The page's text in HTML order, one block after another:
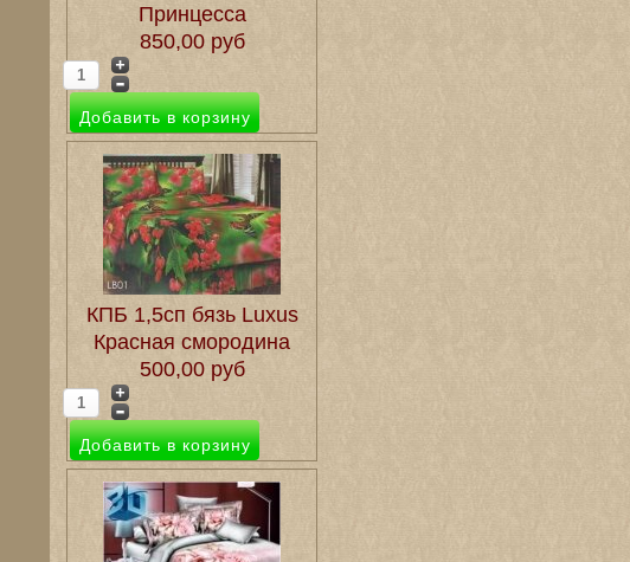
Принцесса
850,00 руб
КПБ 1,5сп бязь Luxus
Красная смородина
500,00 руб